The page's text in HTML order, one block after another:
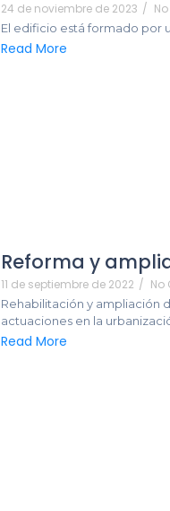
24 de noviembre de 2023 /
El edificio está formado por
Read More
Reforma y
11 de septiembre de 2022 / No
Rehabilitación y ampliación
actuaciones en la
Read More